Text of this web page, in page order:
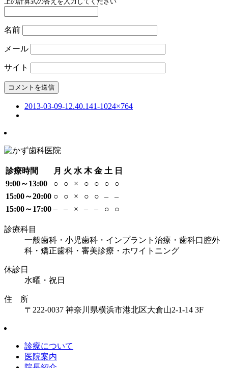
名前
メール
サイト
2013-03-09-12.40.141-1024×764
診療時間 月 火 水 木 金 土 日
9:00～13:00
○ ○ × ○ ○ ○
○
15:00～20:00 ○ ○ × ○ ○ –
–
15:00～17:00 – – × – – ○ ○
診療科目
一般歯科・小児歯科・インプラント治療・歯科口腔外
科・矯正歯科・審美診療・ホワイトニング
休診日
水曜・祝日
住 所
〒222-0037 神奈川県横浜市港北区大倉山2-1-14 3F
診療について
医院案内